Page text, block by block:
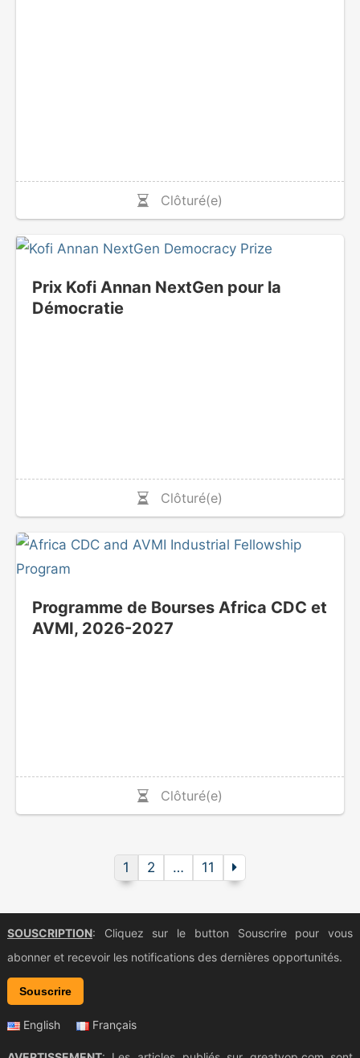
Clôturé(e)
Prix Kofi Annan NextGen pour la
Démocratie
Clôturé(e)
Programme de Bourses Africa CDC et
AVMI, 2026-2027
Clôturé(e)
1 2 … 11
SOUSCRIPTION: Cliquez sur le button Souscrire pour vous
abonner et recevoir les notifications des dernières opportunités.
Souscrire
English Français